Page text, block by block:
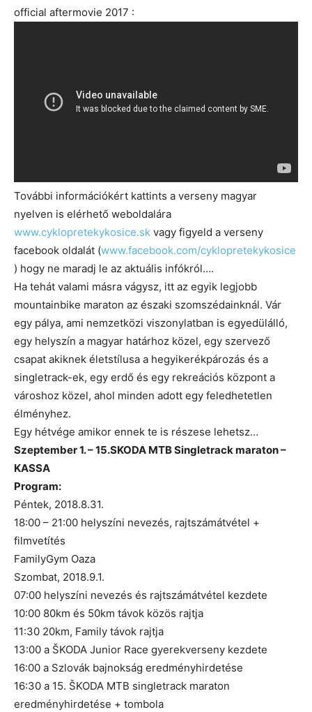
official aftermovie 2017 :
További információkért kattints a verseny magyar
nyelven is elérhető weboldalára
www.cyklopretekykosice.sk vagy figyeld a verseny
facebook oldalát (www.facebook.com/cyklopretekykosice
) hogy ne maradj le az aktuális infókról….
Ha tehát valami másra vágysz, itt az egyik legjobb
mountainbike maraton az északi szomszédainknál. Vár
egy pálya, ami nemzetközi viszonylatban is egyedülálló,
egy helyszín a magyar határhoz közel, egy szervező
csapat akiknek életstílusa a hegyikerékpározás és a
singletrack-ek, egy erdő és egy rekreációs központ a
városhoz közel, ahol minden adott egy feledhetetlen
élményhez.
Egy hétvége amikor ennek te is részese lehetsz…
Szeptember 1. – 15.SKODA MTB Singletrack maraton –
KASSA
Program:
Péntek, 2018.8.31.
18:00 – 21:00 helyszíni nevezés, rajtszámátvétel +
filmvetítés
FamilyGym Oaza
Szombat, 2018.9.1.
07:00 helyszíni nevezés és rajtszámátvétel kezdete
10:00 80km és 50km távok közös rajtja
11:30 20km, Family távok rajtja
13:00 a ŠKODA Junior Race gyerekverseny kezdete
16:00 a Szlovák bajnokság eredményhirdetése
16:30 a 15. ŠKODA MTB singletrack maraton
eredményhirdetése + tombola